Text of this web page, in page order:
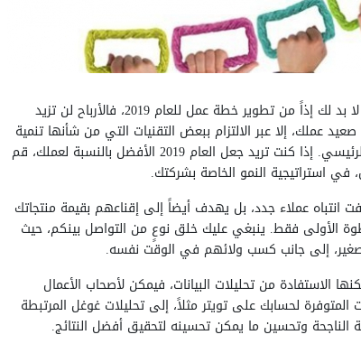
هل أنت صاحب عمل تبحث عن زيادة ربحك السنوي؟ لا بد لك إذاً من تطوير خطة عمل للعام 2019، فالأرباح لن تزيد
عملك، إلا عبر الالتزام ببعض التقنيات التي من شأنها تنمية
عملك واتباع سياسة تسويق محددة تدعم هدفك الرئيسي. إذا كنت تريد جعل العام 2019 الأفضل بالنسبة لعملك، قم
عملاء جدد، بل يهدف أيضاً إلى إقناعهم بقيمة منتجاتك
الأولى فقط. ينبغي عليك خلق نوعٍ من التواصل بينكم، حيث
إلى جانب كسب ولائهم في الوقت نفسه.
الاستفادة من تحليلات البيانات، فيمكن لأصحاب الأعمال
لحسابك على تويتر مثلاً، إلى تحليلات غوغل المرتبطة
الناجحة وتحسين ما يمكن تحسينه لتحقيق أفضل النتائج.